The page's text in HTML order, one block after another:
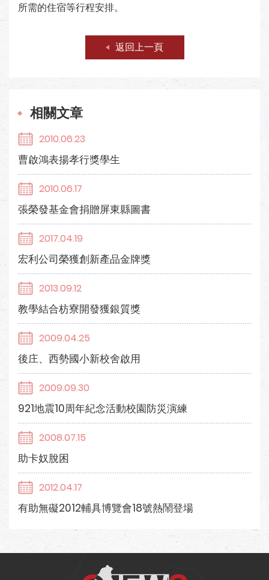
所需的住宿等行程安排。
返回上一頁
相關文章
2010.06.23
曹啟鴻表揚孝行獎學生
2010.06.17
張榮發基金會捐贈屏東縣圖書
2017.04.19
宏利公司榮獲創新產品金牌獎
2013.09.12
教學結合枋寮開發獲銀質獎
2009.04.25
後庄、西勢國小新校舍啟用
2009.09.30
921地震10周年紀念活動校園防災演練
2008.07.15
助卡奴脫困
2012.04.17
有助無礙2012輔具博覽會18號熱鬧登場